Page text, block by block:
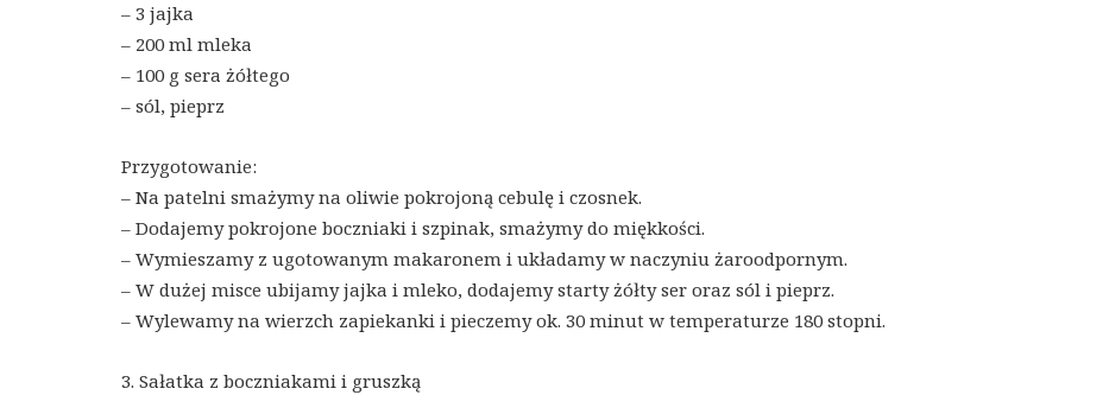
– 3 jajka
– 200 ml mleka
– 100 g sera żółtego
– sól, pieprz
Przygotowanie:
– Na patelni smażymy na oliwie pokrojoną cebulę i czosnek.
– Dodajemy pokrojone boczniaki i szpinak, smażymy do miękkości.
– Wymieszamy z ugotowanym makaronem i układamy w naczyniu żaroodpornym.
– W dużej misce ubijamy jajka i mleko, dodajemy starty żółty ser oraz sól i pieprz.
– Wylewamy na wierzch zapiekanki i pieczemy ok. 30 minut w temperaturze 180 stopni.
3. Sałatka z boczniakami i gruszką